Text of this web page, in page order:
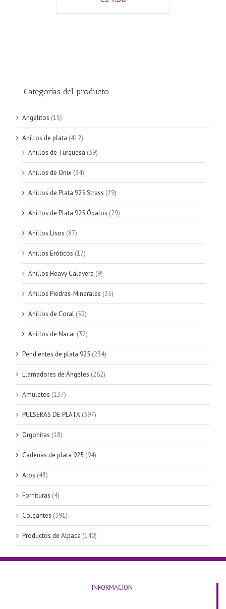
Categorías del producto
Angelitos (15)
Anillos de plata (412)
Anillos de Turquesa (39)
Anillos de Onix (34)
Anillos de Plata 925 Strass (79)
Anillos de Plata 925 Ópalos (29)
Anillos Lisos (87)
Anillos Eróticos (17)
Anillos Heavy Calavera (9)
Anillos Piedras-Minerales (35)
Anillos de Coral (52)
Anillos de Nacar (32)
Pendientes de plata 925 (234)
Llamadores de Ángeles (262)
Amuletos (137)
PULSERAS DE PLATA (397)
Orgonitas (18)
Cadenas de plata 925 (94)
Aros (43)
Fornituras (4)
Colgantes (391)
Productos de Alpaca (140)
INFORMACIÓN